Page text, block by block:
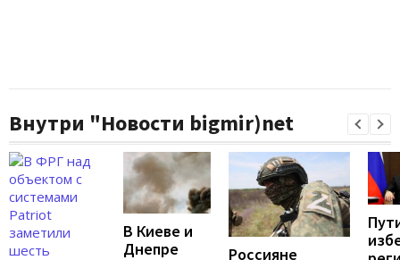
Внутри "Новости bigmir)net
В Киеве и
Днепре
Россияне